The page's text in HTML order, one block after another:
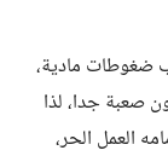
ضغوطات مادية،
صعبة جدا، لذا
العمل الحر،